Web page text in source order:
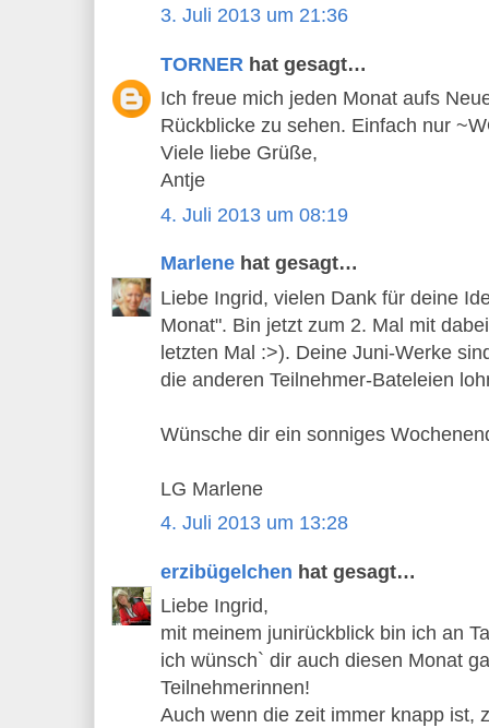
3. Juli 2013 um 21:36
TORNER hat gesagt…
Ich freue mich jeden Monat aufs
Rückblicke zu sehen. Einfach nur
Viele liebe Grüße,
Antje
4. Juli 2013 um 08:19
Marlene hat gesagt…
Liebe Ingrid, vielen Dank für deine
Monat". Bin jetzt zum 2. Mal mit
letzten Mal :>). Deine Juni-Werke
die anderen Teilnehmer-Bateleien
Wünsche dir ein sonniges
LG Marlene
4. Juli 2013 um 13:28
erzibügelchen hat gesagt…
Liebe Ingrid,
mit meinem junirückblick bin ich an
ich wünsch` dir auch diesen Monat
Teilnehmerinnen!
Auch wenn die zeit immer knapp ist,